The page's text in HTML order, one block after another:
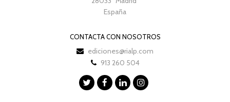
España
CONTACTA CON NOSOTROS
ediciones@rialp.com
913 260 504